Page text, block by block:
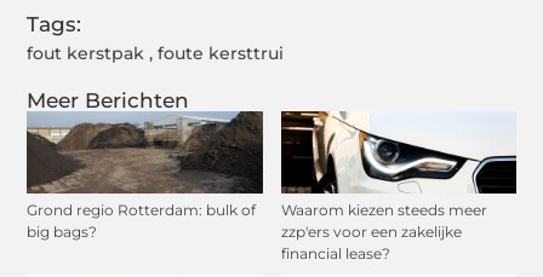
Meer Berichten
Grond regio Rotterdam: bulk of
big bags?
Waarom kiezen steeds meer
zzp'ers voor een zakelijke
financial lease?
Tags:
fout kerstpak ,foute kersttrui